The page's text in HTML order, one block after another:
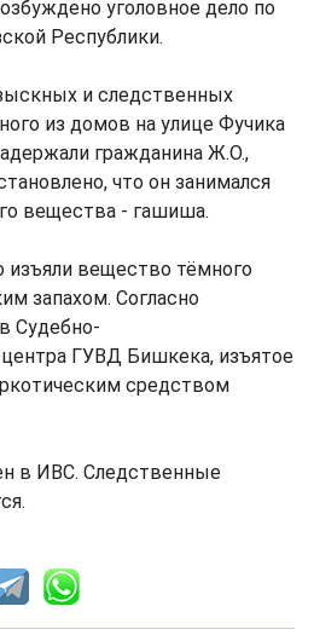
уголовное дело по
Республики.
и следственных
из домов на улице Фучика
гражданина Ж.О.,
что он занимался
вещества - гашиша.
изъяли вещество тёмного
запахом. Согласно
Судебно-
ГУВД Бишкека, изъятое
средством
в ИВС. Следственные